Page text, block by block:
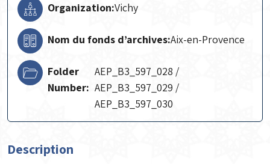
Organization:Vichy
Nom du fonds d’archives:Aix-en-Provence
Folder
Number:
AEP_B3_597_028 /
AEP_B3_597_029 /
AEP_B3_597_030
Description